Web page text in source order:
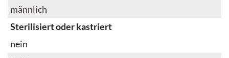
männlich
Sterilisiert oder kastriert
nein